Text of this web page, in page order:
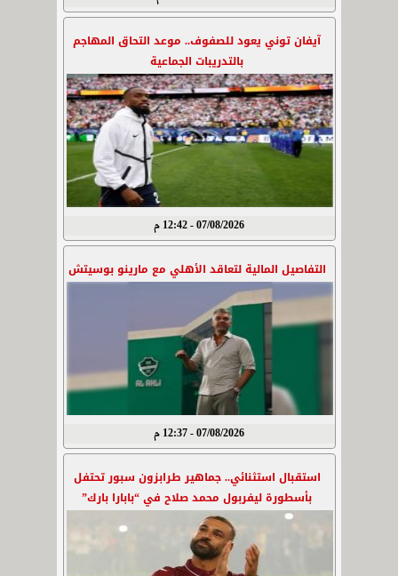
آيفان توني يعود للصفوف.. موعد التحاق المهاجم
بالتدريبات الجماعية
07/08/2026 - 12:42 م
التفاصيل المالية لتعاقد الأهلي مع مارينو بوسيتش
07/08/2026 - 12:37 م
استقبال استثنائي.. جماهير طرابزون سبور تحتفل
بأسطورة ليفربول محمد صلاح في “بابارا بارك”